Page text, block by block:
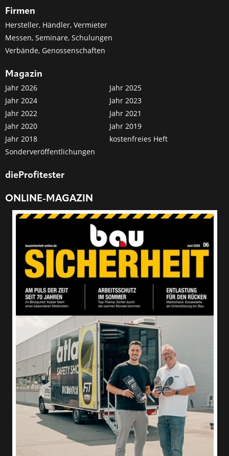
Firmen
Hersteller, Händler, Vermieter
Messen, Seminare, Schulungen
Verbände, Genossenschaften
Magazin
Jahr 2026
Jahr 2025
Jahr 2024
Jahr 2023
Jahr 2022
Jahr 2021
Jahr 2020
Jahr 2019
Jahr 2018
kostenfreies Heft
Sonderveröffentlichungen
dieProfitester
ONLINE-MAGAZIN